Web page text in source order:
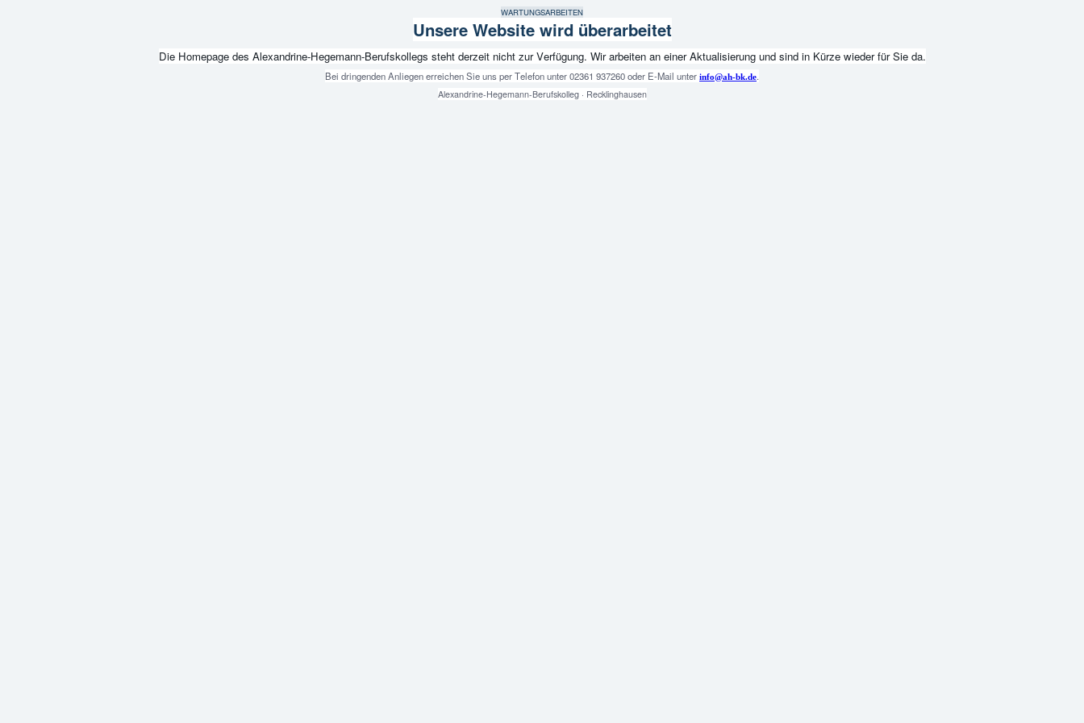
WARTUNGSARBEITEN
Unsere Website wird überarbeitet
Die Homepage des Alexandrine-Hegemann-Berufskollegs steht derzeit nicht zur Verfügung. Wir arbeiten an einer Aktualisierung und sind in Kürze wieder für Sie da.
Bei dringenden Anliegen erreichen Sie uns per Telefon unter 02361 937260 oder E-Mail unter info@ah-bk.de.
Alexandrine-Hegemann-Berufskolleg · Recklinghausen